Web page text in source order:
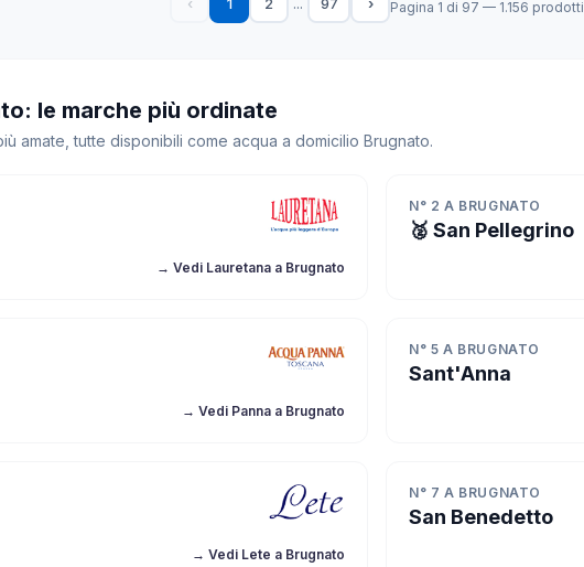
Pagina 1 di 97 — 1.156 prodotti
le marche più ordinate
amate, tutte disponibili come acqua a domicilio Brugnato.
→ Vedi Lauretana a Brugnato
N° 2 A BRUGNATO
🥈 San Pellegrino
→ Vedi Panna a Brugnato
N° 5 A BRUGNATO
Sant'Anna
→ Vedi Lete a Brugnato
N° 7 A BRUGNATO
San Benedetto